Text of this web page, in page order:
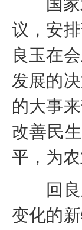
议，安
良玉在
发展的
的大事
改善民
平，为
回良玉
变化的